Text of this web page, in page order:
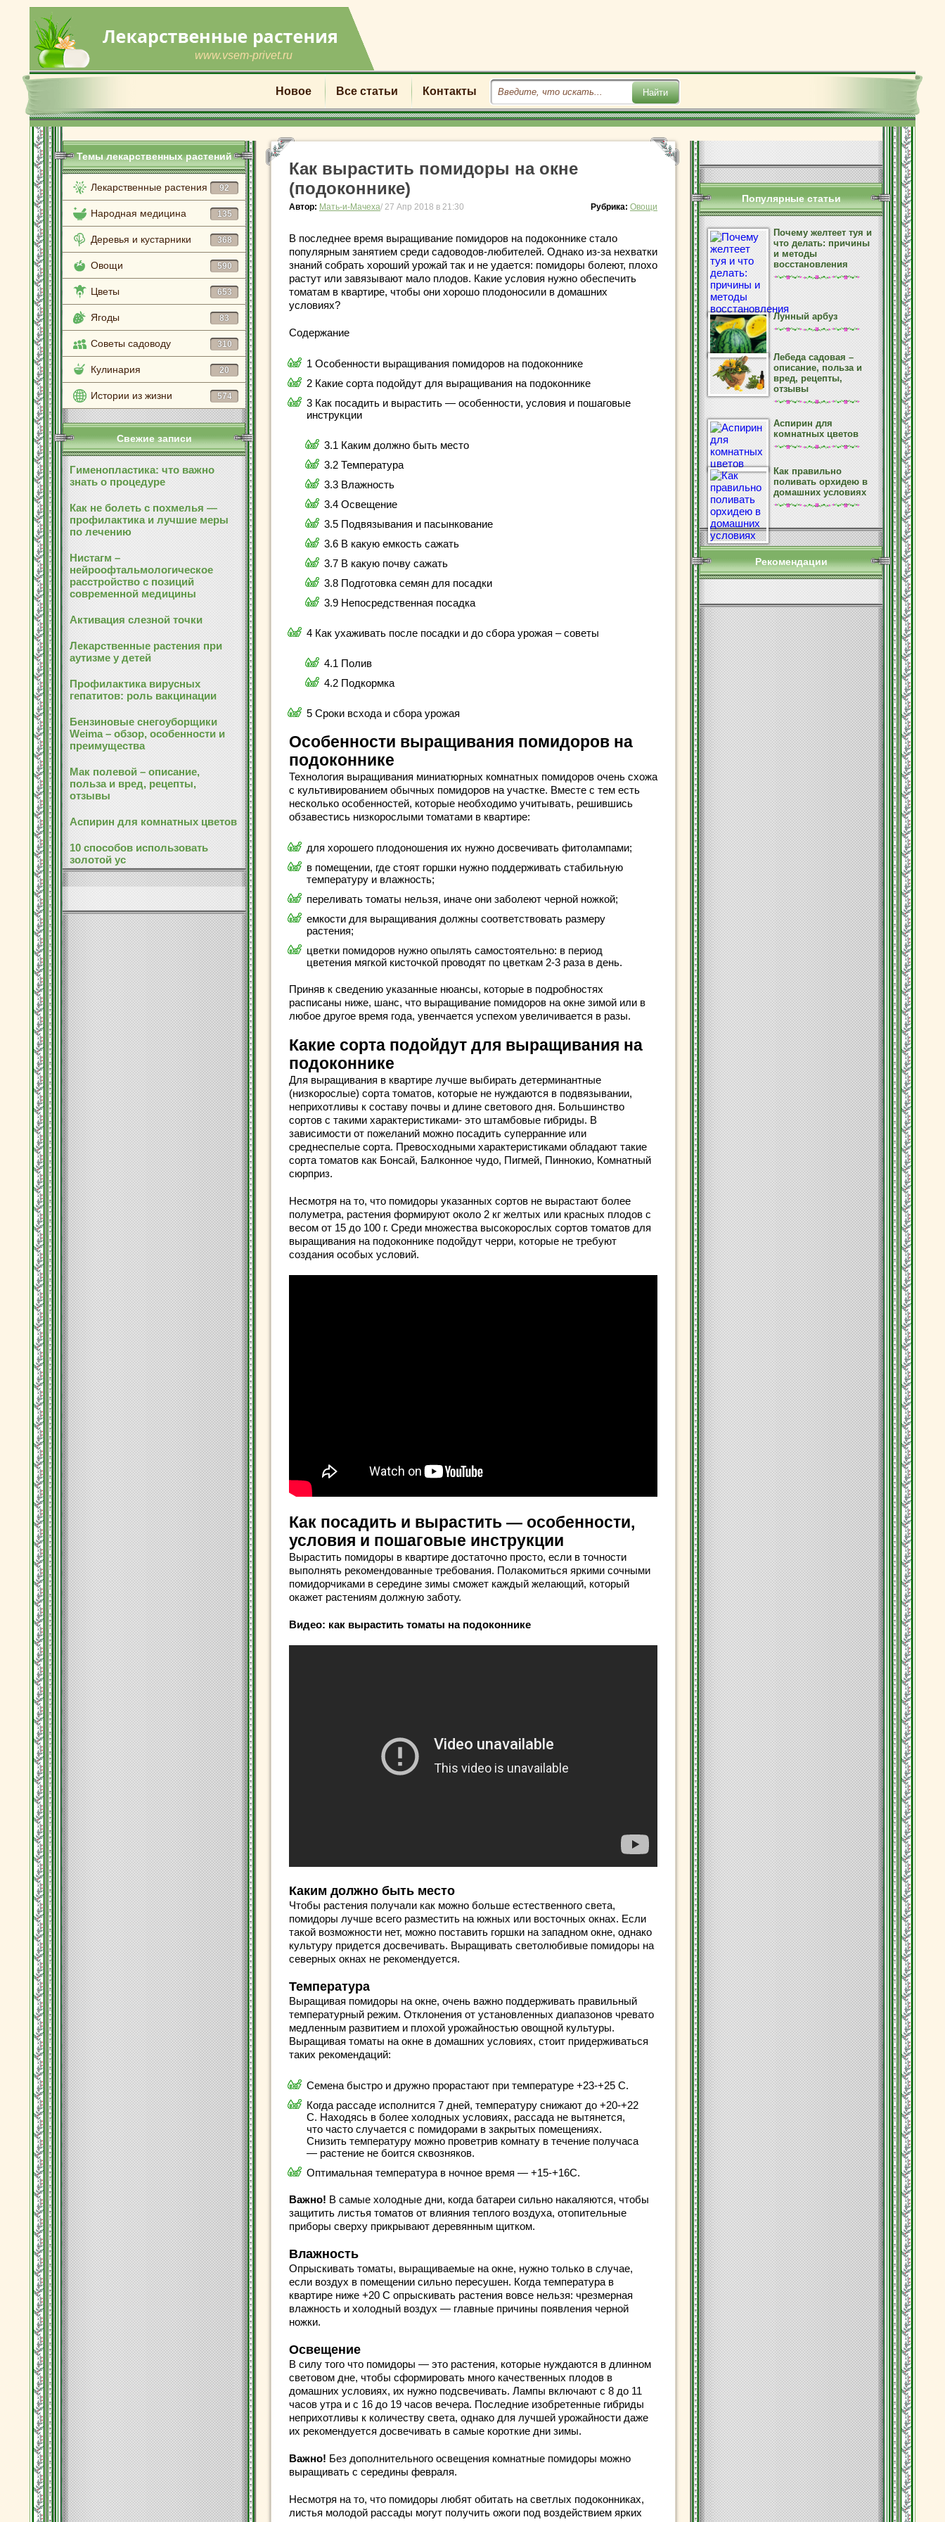
www.vsem-privet.ru
Новое Все статьи Контакты
Темы лекарственных растений
Лекарственные растения 92
Народная медицина 135
Деревья и кустарники 368
Овощи 590
Цветы 653
Ягоды 83
Советы садоводу 310
Кулинария 20
Истории из жизни 574
Свежие записи
Гименопластика: что важно
знать о процедуре
Как не болеть с похмелья —
профилактика и лучшие меры
по лечению
Нистагм –
нейроофтальмологическое
расстройство с позиций
современной медицины
Активация слезной точки
Лекарственные растения при
аутизме у детей
Профилактика вирусных
гепатитов: роль вакцинации
Бензиновые снегоуборщики
Weima – обзор, особенности и
преимущества
Мак полевой – описание,
польза и вред, рецепты,
отзывы
Аспирин для комнатных цветов
10 способов использовать
золотой ус
Как вырастить помидоры на окне
(подоконнике)
Автор: Мать-и-Мачеха/ 27 Апр 2018 в 21:30 Рубрика: Овощи
В последнее время выращивание помидоров на подоконнике стало
популярным занятием среди садоводов-любителей. Однако из-за нехватки
знаний собрать хороший урожай так и не удается: помидоры болеют, плохо
растут или завязывают мало плодов. Какие условия нужно обеспечить
томатам в квартире, чтобы они хорошо плодоносили в домашних
условиях?
Содержание
1 Особенности выращивания помидоров на подоконнике
2 Какие сорта подойдут для выращивания на подоконнике
3 Как посадить и вырастить — особенности, условия и пошаговые
инструкции
3.1 Каким должно быть место
3.2 Температура
3.3 Влажность
3.4 Освещение
3.5 Подвязывания и пасынкование
3.6 В какую емкость сажать
3.7 В какую почву сажать
3.8 Подготовка семян для посадки
3.9 Непосредственная посадка
4 Как ухаживать после посадки и до сбора урожая – советы
4.1 Полив
4.2 Подкормка
5 Сроки всхода и сбора урожая
Особенности выращивания помидоров на
подоконнике
Технология выращивания миниатюрных комнатных помидоров очень схожа
с культивированием обычных помидоров на участке. Вместе с тем есть
несколько особенностей, которые необходимо учитывать, решившись
обзавестись низкорослыми томатами в квартире:
для хорошего плодоношения их нужно досвечивать фитолампами;
в помещении, где стоят горшки нужно поддерживать стабильную
температуру и влажность;
переливать томаты нельзя, иначе они заболеют черной ножкой;
емкости для выращивания должны соответствовать размеру
растения;
цветки помидоров нужно опылять самостоятельно: в период
цветения мягкой кисточкой проводят по цветкам 2-3 раза в день.
Приняв к сведению указанные нюансы, которые в подробностях
расписаны ниже, шанс, что выращивание помидоров на окне зимой или в
любое другое время года, увенчается успехом увеличивается в разы.
Какие сорта подойдут для выращивания на
подоконнике
Для выращивания в квартире лучше выбирать детерминантные
(низкорослые) сорта томатов, которые не нуждаются в подвязывании,
неприхотливы к составу почвы и длине светового дня. Большинство
сортов с такими характеристиками- это штамбовые гибриды. В
зависимости от пожеланий можно посадить суперранние или
среднеспелые сорта. Превосходными характеристиками обладают такие
сорта томатов как Бонсай, Балконное чудо, Пигмей, Пиннокио, Комнатный
сюрприз.
Несмотря на то, что помидоры указанных сортов не вырастают более
полуметра, растения формируют около 2 кг желтых или красных плодов с
весом от 15 до 100 г. Среди множества высокорослых сортов томатов для
выращивания на подоконнике подойдут черри, которые не требуют
создания особых условий.
Как посадить и вырастить — особенности,
условия и пошаговые инструкции
Вырастить помидоры в квартире достаточно просто, если в точности
выполнять рекомендованные требования. Полакомиться яркими сочными
помидорчиками в середине зимы сможет каждый желающий, который
окажет растениям должную заботу.
Видео: как вырастить томаты на подоконнике
Каким должно быть место
Чтобы растения получали как можно больше естественного света,
помидоры лучше всего разместить на южных или восточных окнах. Если
такой возможности нет, можно поставить горшки на западном окне, однако
культуру придется досвечивать. Выращивать светолюбивые помидоры на
северных окнах не рекомендуется.
Температура
Выращивая помидоры на окне, очень важно поддерживать правильный
температурный режим. Отклонения от установленных диапазонов чревато
медленным развитием и плохой урожайностью овощной культуры.
Выращивая томаты на окне в домашних условиях, стоит придерживаться
таких рекомендаций:
Семена быстро и дружно прорастают при температуре +23-+25 С.
Когда рассаде исполнится 7 дней, температуру снижают до +20-+22
С. Находясь в более холодных условиях, рассада не вытянется,
что часто случается с помидорами в закрытых помещениях.
Снизить температуру можно проветрив комнату в течение получаса
— растение не боится сквозняков.
Оптимальная температура в ночное время — +15-+16С.
Важно! В самые холодные дни, когда батареи сильно накаляются, чтобы
защитить листья томатов от влияния теплого воздуха, отопительные
приборы сверху прикрывают деревянным щитком.
Влажность
Опрыскивать томаты, выращиваемые на окне, нужно только в случае,
если воздух в помещении сильно пересушен. Когда температура в
квартире ниже +20 С опрыскивать растения вовсе нельзя: чрезмерная
влажность и холодный воздух — главные причины появления черной
ножки.
Освещение
В силу того что помидоры — это растения, которые нуждаются в длинном
световом дне, чтобы сформировать много качественных плодов в
домашних условиях, их нужно подсвечивать. Лампы включают с 8 до 11
часов утра и с 16 до 19 часов вечера. Последние изобретенные гибриды
неприхотливы к количеству света, однако для лучшей урожайности даже
их рекомендуется досвечивать в самые короткие дни зимы.
Важно! Без дополнительного освещения комнатные помидоры можно
выращивать с середины февраля.
Несмотря на то, что помидоры любят обитать на светлых подоконниках,
листья молодой рассады могут получить ожоги под воздействием ярких
Популярные статьи
Почему желтеет туя и
что делать: причины
и методы
восстановления
Лунный арбуз
Лебеда садовая –
описание, польза и
вред, рецепты,
отзывы
Аспирин для
комнатных цветов
Как правильно
поливать орхидею в
домашних условиях
Рекомендации